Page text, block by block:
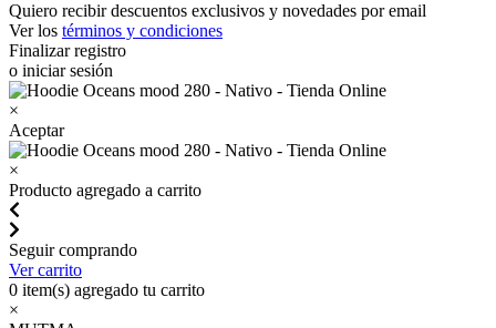
Quiero recibir descuentos exclusivos y novedades por email
Ver los términos y condiciones
Finalizar registro
o iniciar sesión
×
Aceptar
×
Producto agregado a carrito
Seguir comprando
Ver carrito
0 item(s) agregado tu carrito
×